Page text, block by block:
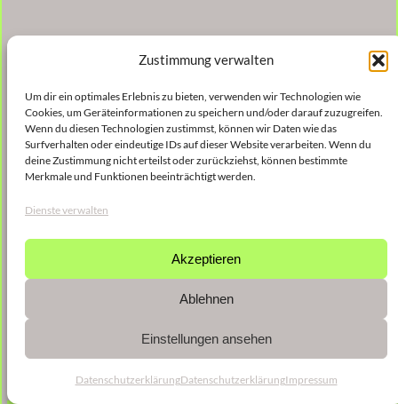
Zustimmung verwalten
Um dir ein optimales Erlebnis zu bieten, verwenden wir Technologien wie
Cookies, um Geräteinformationen zu speichern und/oder darauf zuzugreifen.
Wenn du diesen Technologien zustimmst, können wir Daten wie das
Surfverhalten oder eindeutige IDs auf dieser Website verarbeiten. Wenn du
deine Zustimmung nicht erteilst oder zurückziehst, können bestimmte
Merkmale und Funktionen beeinträchtigt werden.
Dienste verwalten
Akzeptieren
Ablehnen
Einstellungen ansehen
DatenschutzerklärungDatenschutzerklärungImpressum